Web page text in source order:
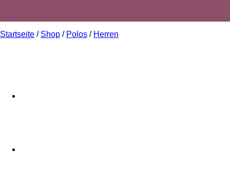
Startseite / Shop / Polos / Herren